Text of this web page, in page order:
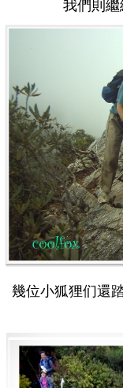
我們則
幾位小狐狸们還